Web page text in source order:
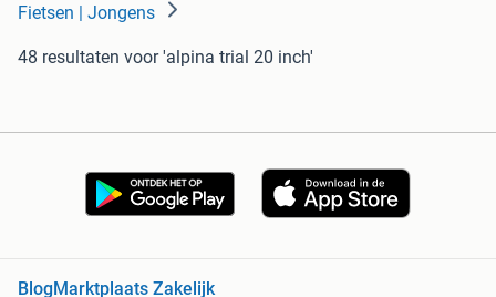
Fietsen | Jongens
48 resultaten voor 'alpina trial 20 inch'
BlogMarktplaats Zakelijk